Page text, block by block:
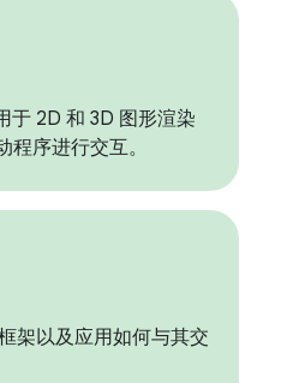
于 2D 和 3D 图形渲染
程序进行交互。
架以及应用如何与其交